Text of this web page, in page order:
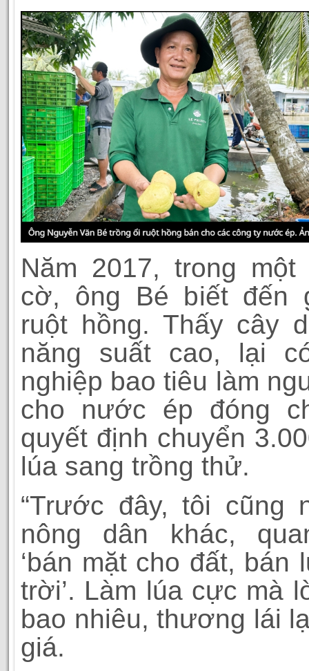
Năm 2017, trong
cờ, ông Bé biết đến
ruột hồng. Thấy cây
năng suất cao, lại
nghiệp bao tiêu làm
cho nước ép đóng
quyết định chuyển
lúa sang trồng thử.
“Trước đây, tôi cũng
nông dân khác,
‘bán mặt cho đất, bán
trời’. Làm lúa cực mà
bao nhiêu, thương lái
giá.